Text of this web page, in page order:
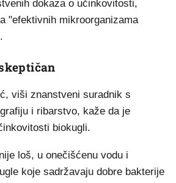
dokaza o učinkovitosti,
"efektivnih mikroorganizama
viši znanstveni suradnik s
i ribarstvo, kaže da je
biokugli.
loš, u onečišćenu vodu i
koje sadržavaju dobre bakterije